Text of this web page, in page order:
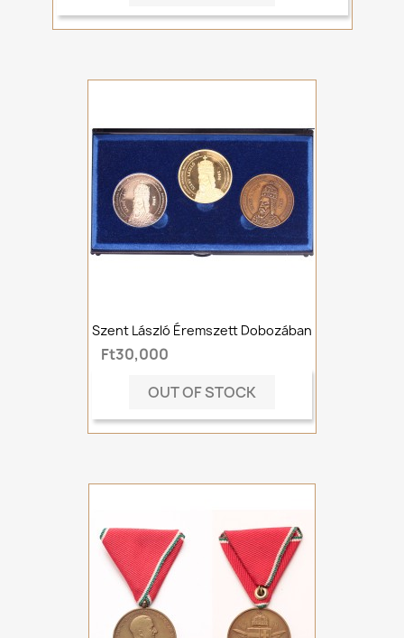
Szent László Éremszett Dobozában
Ft30,000
OUT OF STOCK